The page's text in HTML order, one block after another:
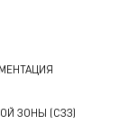
ЗОНЫ (СЗЗ)